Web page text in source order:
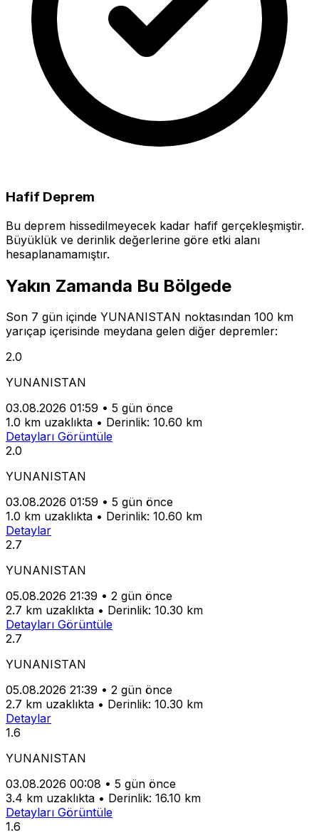
Hafif Deprem
Bu deprem hissedilmeyecek kadar hafif gerçekleşmiştir.
Büyüklük ve derinlik değerlerine göre etki alanı
hesaplanamamıştır.
Yakın Zamanda Bu Bölgede
Son 7 gün içinde YUNANISTAN noktasından 100 km
yarıçap içerisinde meydana gelen diğer depremler:
2.0
YUNANISTAN
03.08.2026 01:59 • 5 gün önce
1.0 km uzaklıkta • Derinlik: 10.60 km
Detayları Görüntüle
2.0
YUNANISTAN
03.08.2026 01:59 • 5 gün önce
1.0 km uzaklıkta • Derinlik: 10.60 km
Detaylar
2.7
YUNANISTAN
05.08.2026 21:39 • 2 gün önce
2.7 km uzaklıkta • Derinlik: 10.30 km
Detayları Görüntüle
2.7
YUNANISTAN
05.08.2026 21:39 • 2 gün önce
2.7 km uzaklıkta • Derinlik: 10.30 km
Detaylar
1.6
YUNANISTAN
03.08.2026 00:08 • 5 gün önce
3.4 km uzaklıkta • Derinlik: 16.10 km
Detayları Görüntüle
1.6